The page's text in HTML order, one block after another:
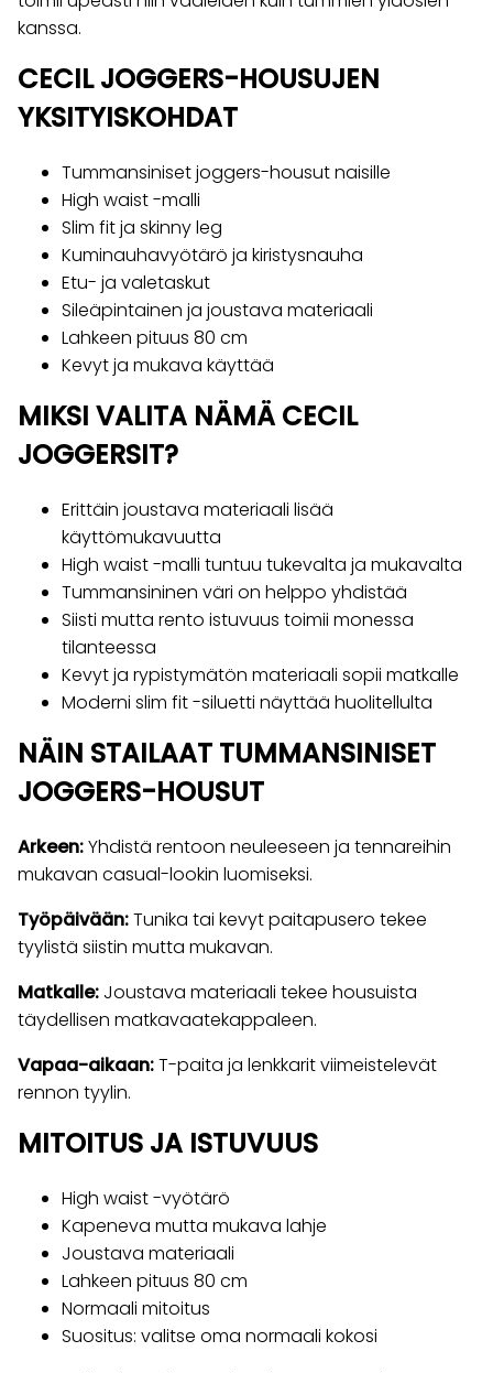
kanssa.
CECIL JOGGERS-HOUSUJEN
YKSITYISKOHDAT
Tummansiniset joggers-housut naisille
High waist -malli
Slim fit ja skinny leg
Kuminauhavyötärö ja kiristysnauha
Etu- ja valetaskut
Sileäpintainen ja joustava materiaali
Lahkeen pituus 80 cm
Kevyt ja mukava käyttää
MIKSI VALITA NÄMÄ CECIL
JOGGERSIT?
Erittäin joustava materiaali lisää
käyttömukavuutta
High waist -malli tuntuu tukevalta ja mukavalta
Tummansininen väri on helppo yhdistää
Siisti mutta rento istuvuus toimii monessa
tilanteessa
Kevyt ja rypistymätön materiaali sopii matkalle
Moderni slim fit -siluetti näyttää huolitellulta
NÄIN STAILAAT TUMMANSINISET
JOGGERS-HOUSUT
Arkeen:Yhdistä rentoon neuleeseen ja tennareihin
mukavan casual-lookin luomiseksi.
Työpäivään:Tunika tai kevyt paitapusero tekee
tyylistä siistin mutta mukavan.
Matkalle: Joustava materiaali tekee housuista
täydellisen matkavaatekappaleen.
Vapaa-aikaan:T-paita ja lenkkarit viimeistelevät
rennon tyylin.
MITOITUS JA ISTUVUUS
High waist -vyötärö
Kapeneva mutta mukava lahje
Joustava materiaali
Lahkeen pituus 80 cm
Normaali mitoitus
Suositus: valitse oma normaali kokosi